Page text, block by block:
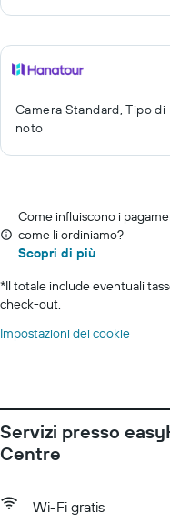
Camera Standard, Tipo
noto
Come influiscono i
come li ordiniamo?
Scopri di più
*Il totale include eventuali
check-out.
Impostazioni dei cookie
Servizi presso
Centre
Wi-Fi gratis